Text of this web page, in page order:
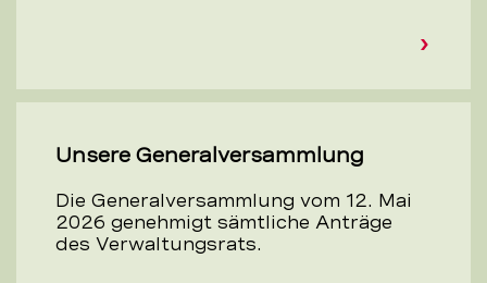
Unsere Generalversammlung
Die Generalversammlung vom 12. Mai
2026 genehmigt sämtliche Anträge
des Verwaltungsrats.